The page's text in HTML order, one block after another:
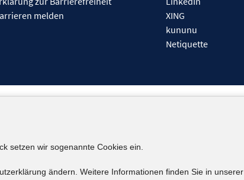
melden
XING
kununu
Netiquette
setzen wir sogenannte Cookies ein.
ändern. Weitere Informationen finden Sie in unserer